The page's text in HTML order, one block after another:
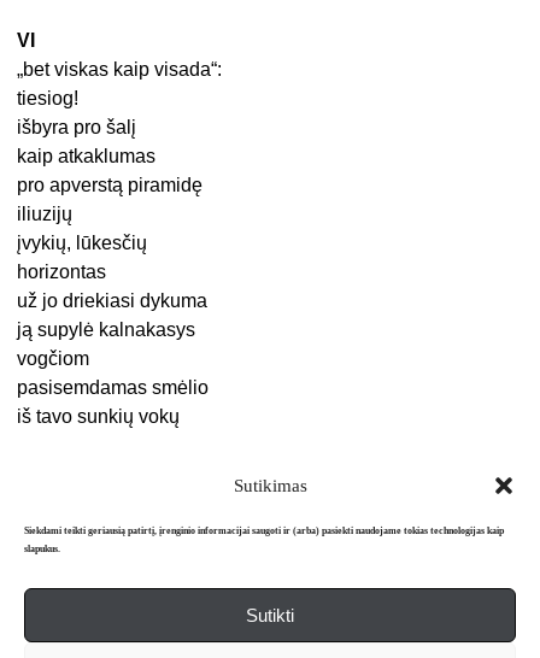
Sutikimas
Siekdami teikti geriausią patirtį, įrenginio informacijai saugoti ir (arba) pasiekti naudojame tokias technologijas kaip
slapukus.
Sutikti
VI
„bet viskas kaip visada“:
tiesiog!
išbyra pro šalį
kaip atkaklumas
pro apverstą piramidę
iliuzijų
įvykių, lūkesčių
horizontas
už jo driekiasi dykuma
ją supylė kalnakasys
vogčiom
pasisemdamas smėlio
iš tavo sunkių vokų